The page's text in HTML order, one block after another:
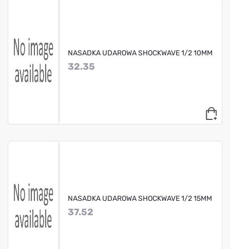
NASADKA UDAROWA SHOCKWAVE 1/2 10MM
32.35
NASADKA UDAROWA SHOCKWAVE 1/2 15MM
37.52